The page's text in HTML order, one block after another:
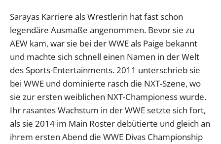
Sarayas Karriere als Wrestlerin hat fast schon
legendäre Ausmaße angenommen. Bevor sie zu
AEW kam, war sie bei der WWE als Paige bekannt
und machte sich schnell einen Namen in der Welt
des Sports-Entertainments. 2011 unterschrieb sie
bei WWE und dominierte rasch die NXT-Szene, wo
sie zur ersten weiblichen NXT-Championess wurde.
Ihr rasantes Wachstum in der WWE setzte sich fort,
als sie 2014 im Main Roster debütierte und gleich an
ihrem ersten Abend die WWE Divas Championship